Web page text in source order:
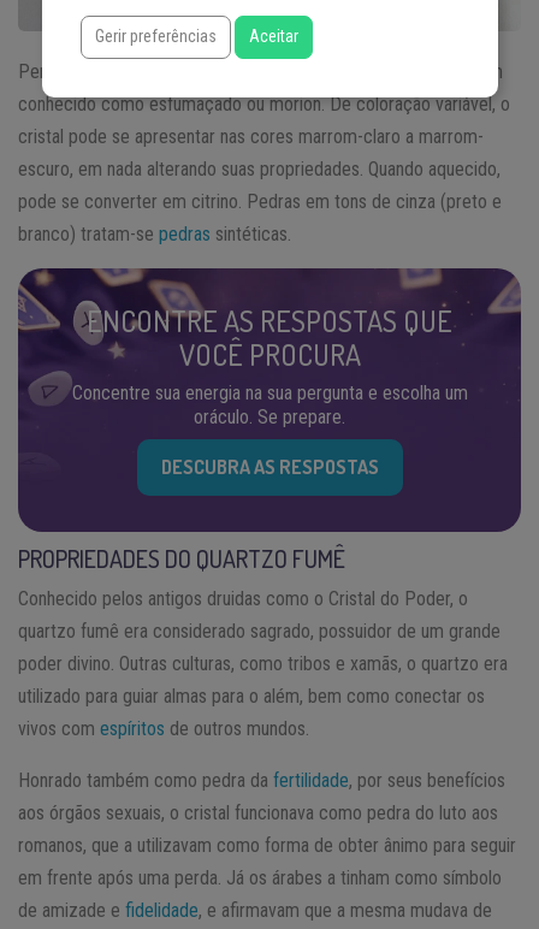
Pertencente ao grupo dos quartzos, o
é também
conhecido como esfumaçado ou morion. De coloração variável, o
cristal pode se apresentar nas cores marrom-claro a marrom-
escuro, em nada alterando suas propriedades. Quando aquecido,
pode se converter em citrino. Pedras em tons de cinza (preto e
branco) tratam-se pedras sintéticas.
ENCONTRE AS RESPOSTAS QUE
VOCÊ PROCURA
Concentre sua energia na sua pergunta e escolha um
oráculo. Se prepare.
DESCUBRA AS RESPOSTAS
PROPRIEDADES DO QUARTZO FUMÊ
Conhecido pelos antigos druidas como o Cristal do Poder, o
quartzo fumê era considerado sagrado, possuidor de um grande
poder divino. Outras culturas, como tribos e xamãs, o quartzo era
utilizado para guiar almas para o além, bem como conectar os
vivos com espíritos de outros mundos.
Honrado também como pedra da fertilidade, por seus benefícios
aos órgãos sexuais, o cristal funcionava como pedra do luto aos
romanos, que a utilizavam como forma de obter ânimo para seguir
em frente após uma perda. Já os árabes a tinham como símbolo
de amizade e fidelidade, e afirmavam que a mesma mudava de
Gerir preferências Aceitar